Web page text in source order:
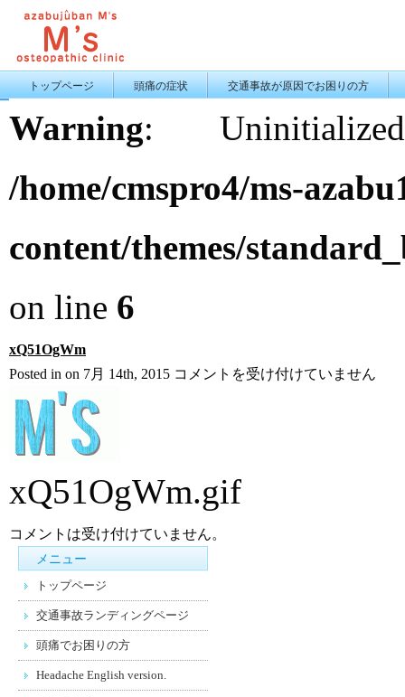
トップページ 頭痛の症状 交通事故が原因でお困りの方
Warning:
/home/cmspro4/ms-
content/themes/
on line 6
xQ51OgWm
Posted in on 7月 14th, 2015 xQ51OgWm
コメントを受け付けていません
xQ51OgWm.gif
コメントは受け付けていません。
メニュー
トップページ
交通事故ランディングページ
頭痛でお困りの方
Headache English version.